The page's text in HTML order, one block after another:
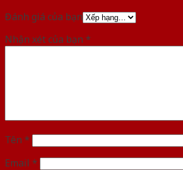
Đánh giá của bạn
Nhận xét của bạn *
Tên *
Email *